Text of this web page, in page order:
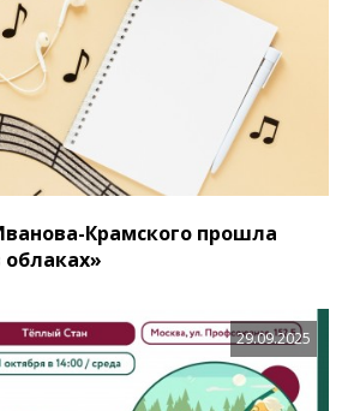
Крамского прошла
29.09.2025